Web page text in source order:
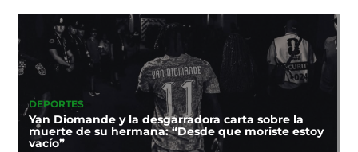
DEPORTES
Yan Diomande y la desgarradora carta sobre la
muerte de su hermana: “Desde que moriste estoy
vacío”